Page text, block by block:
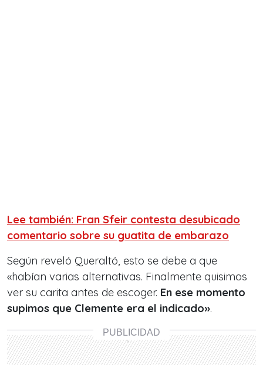
Lee también: Fran Sfeir contesta desubicado
comentario sobre su guatita de embarazo
Según reveló Queraltó, esto se debe a que
«habían varias alternativas. Finalmente quisimos
ver su carita antes de escoger. En ese momento
supimos que Clemente era el indicado».